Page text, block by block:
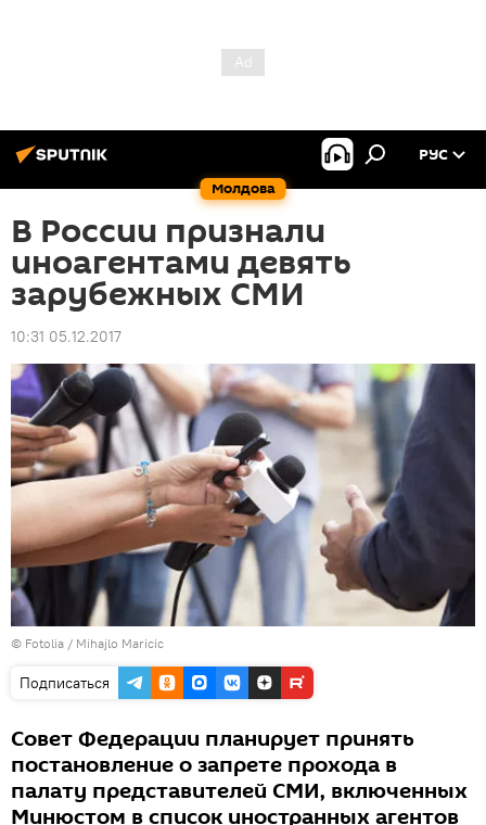
Молдова
РУС
В России признали
иноагентами девять
зарубежных СМИ
10:31 05.12.2017
© Fotolia / Mihajlo Maricic
Подписаться
Совет Федерации планирует принять
постановление о запрете прохода в
палату представителей СМИ, включенных
Минюстом в список иностранных агентов